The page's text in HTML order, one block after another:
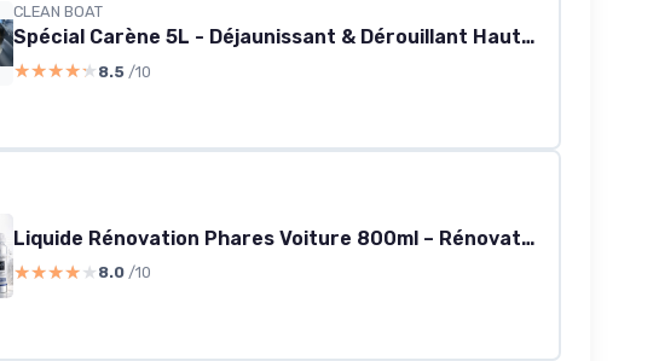
CLEAN BOAT
Spécial Carène 5L - Déjaunissant & Dérouillant Haute Performance - Élimine Coquillages, Algues et Traces de Rouille - Idéal Coque, INOX et Pont de Bateau - Fabriqué en France
★★★★★
★★★★★ 8.5 /10
Liquide Rénovation Phares Voiture 800ml – Rénovateur Optiques Auto Anti Jaunissement, Polymère Réparation Phares Oxydés, Polish Phare Voiture Transparent (1 PCS)
★★★★★
★★★★★ 8.0 /10